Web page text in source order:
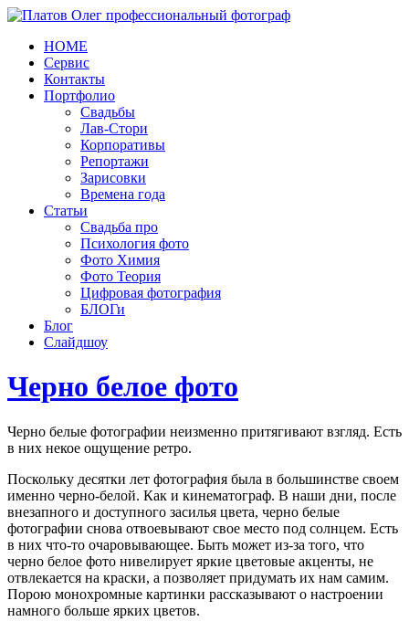
HOME
Сервис
Контакты
Портфолио
Свадьбы
Лав-Стори
Корпоративы
Репортажи
Зарисовки
Времена года
Статьи
Свадьба про
Психология фото
Фото Химия
Фото Теория
Цифровая фотография
БЛОГи
Блог
Слайдшоу
Черно белое фото
Черно белые фотографии неизменно притягивают взгляд. Есть
в них некое ощущение ретро.
Поскольку десятки лет фотография была в большинстве своем
именно черно-белой. Как и кинематограф. В наши дни, после
внезапного и доступного засилья цвета, черно белые
фотографии снова отвоевывают свое место под солнцем. Есть
в них что-то очаровывающее. Быть может из-за того, что
черно белое фото нивелирует яркие цветовые акценты, не
отвлекается на краски, а позволяет придумать их нам самим.
Порою монохромные картинки рассказывают о настроении
намного больше ярких цветов.